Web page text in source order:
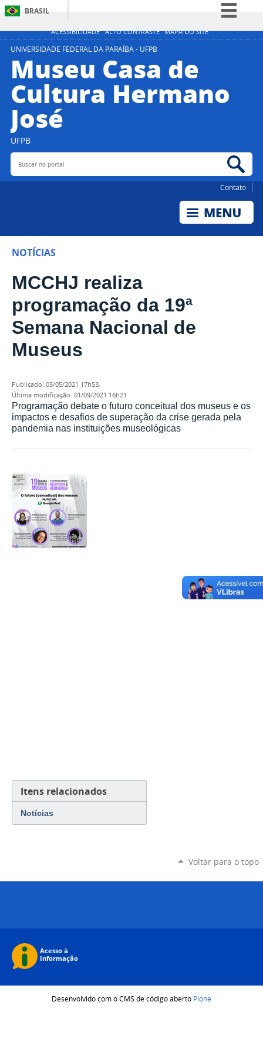
ACESSIBILIDADE ALTO CONTRASTE MAPA DO SITE
BRASIL
Simplifique!
Participe
Legislação
UNIVERSIDADE FEDERAL DA PARAÍBA - UFPB
Museu Casa de
Cultura Hermano
José
UFPB
Buscar no portal
Contato
NOTÍCIAS
MCCHJ realiza
programação da 19ª
Semana Nacional de
Museus
publicado: 05/05/2021 17h53,
última modificação: 01/09/2021 16h21
Programação debate o futuro conceitual dos museus e os
impactos e desafios de superação da crise gerada pela
pandemia nas instituições museológicas
Itens relacionados
Notícias
Voltar para o topo
Desenvolvido com o CMS de código aberto Plone